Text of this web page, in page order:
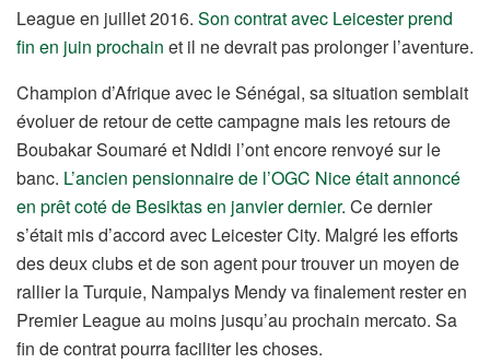
League en juillet 2016. Son contrat avec Leicester prend
fin en juin prochain et il ne devrait pas prolonger l’aventure.
Champion d’Afrique avec le Sénégal, sa situation semblait
évoluer de retour de cette campagne mais les retours de
Boubakar Soumaré et Ndidi l’ont encore renvoyé sur le
banc. L’ancien pensionnaire de l’OGC Nice était annoncé
en prêt coté de Besiktas en janvier dernier. Ce dernier
s’était mis d’accord avec Leicester City. Malgré les efforts
des deux clubs et de son agent pour trouver un moyen de
rallier la Turquie, Nampalys Mendy va finalement rester en
Premier League au moins jusqu’au prochain mercato. Sa
fin de contrat pourra faciliter les choses.